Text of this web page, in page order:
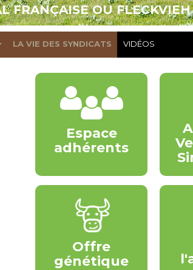
FRANÇAISE OU FLECKVIEH
LA VIE DES SYNDICATS VIDÉOS
Espace
adhérents
Offre
génétique